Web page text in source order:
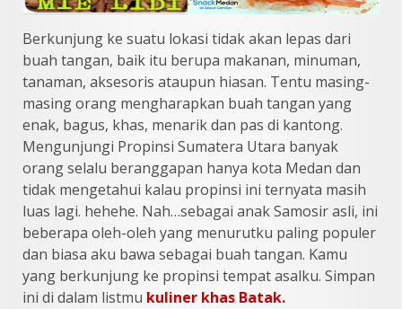
Berkunjung ke suatu lokasi tidak akan lepas dari
buah tangan, baik itu berupa makanan, minuman,
tanaman, aksesoris ataupun hiasan. Tentu masing-
masing orang mengharapkan buah tangan yang
enak, bagus, khas, menarik dan pas di kantong.
Mengunjungi Propinsi Sumatera Utara banyak
orang selalu beranggapan hanya kota Medan dan
tidak mengetahui kalau propinsi ini ternyata masih
luas lagi. hehehe. Nah…sebagai anak Samosir asli, ini
beberapa oleh-oleh yang menurutku paling populer
dan biasa aku bawa sebagai buah tangan. Kamu
yang berkunjung ke propinsi tempat asalku. Simpan
ini di dalam listmu kuliner khas Batak.